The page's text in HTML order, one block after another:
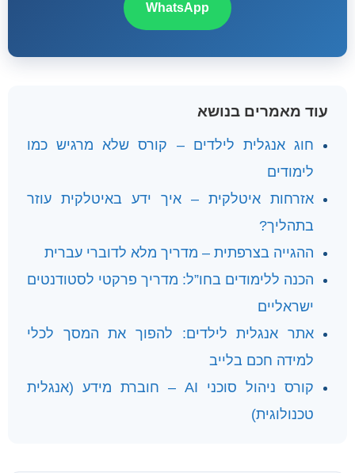
WhatsApp
עוד מאמרים בנושא
חוג אנגלית לילדים – קורס שלא מרגיש כמו
לימודים
אזרחות איטלקית – איך ידע באיטלקית עוזר
בתהליך?
ההגייה בצרפתית – מדריך מלא לדוברי עברית
הכנה ללימודים בחו”ל: מדריך פרקטי לסטודנטים
ישראליים
אתר אנגלית לילדים: להפוך את המסך לכלי
למידה חכם בלייב
קורס ניהול סוכני AI – חוברת מידע (אנגלית
טכנולוגית)